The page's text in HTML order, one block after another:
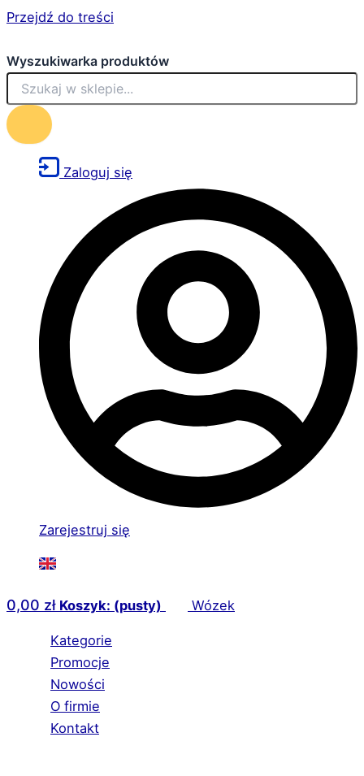
Przejdź do treści
Wyszukiwarka produktów
Zaloguj się
Zarejestruj się
0,00 zł Koszyk: (pusty) Wózek
Kategorie
Promocje
Nowości
O firmie
Kontakt